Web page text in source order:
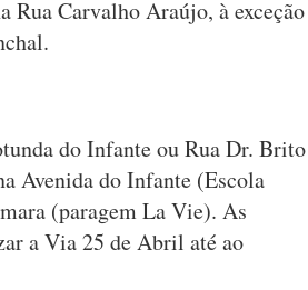
Rua Carvalho Araújo, à exceção
do Infante ou Rua Dr. Brito
Avenida do Infante (Escola
(paragem La Vie). As
a Via 25 de Abril até ao